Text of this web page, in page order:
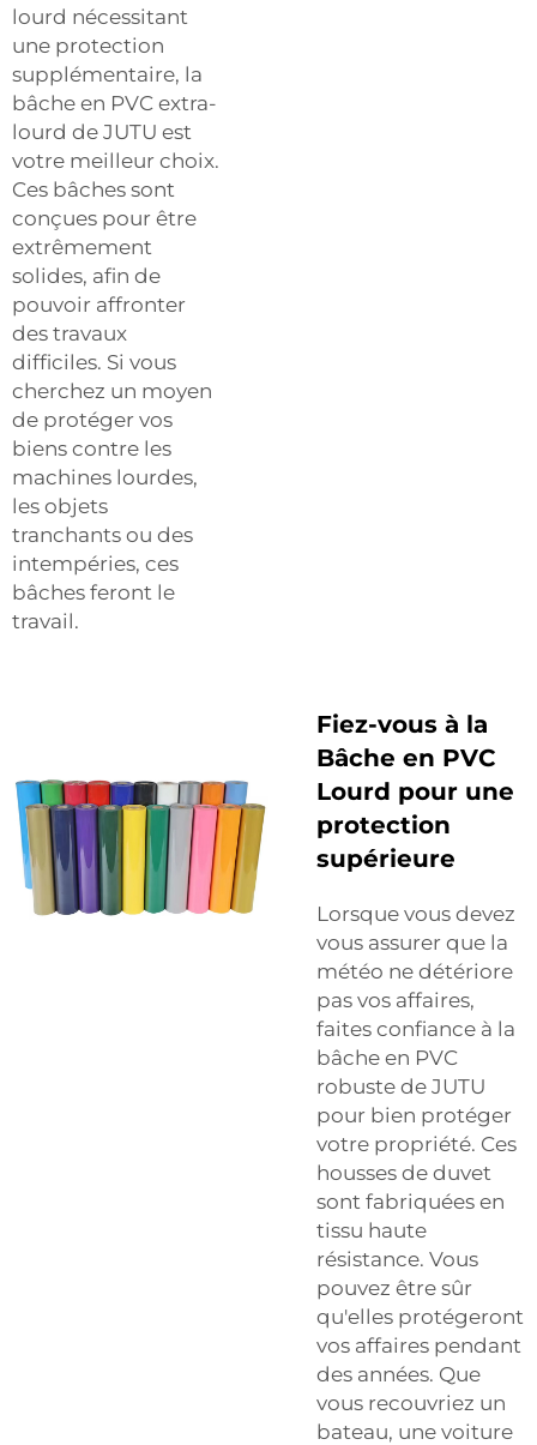
lourd nécessitant
une protection
supplémentaire, la
bâche en PVC extra-
lourd de JUTU est
votre meilleur choix.
Ces bâches sont
conçues pour être
extrêmement
solides, afin de
pouvoir affronter
des travaux
difficiles. Si vous
cherchez un moyen
de protéger vos
biens contre les
machines lourdes,
les objets
tranchants ou des
intempéries, ces
bâches feront le
travail.
Fiez-vous à la
Bâche en PVC
Lourd pour une
protection
supérieure
Lorsque vous devez
vous assurer que la
météo ne détériore
pas vos affaires,
faites confiance à la
bâche en PVC
robuste de JUTU
pour bien protéger
votre propriété. Ces
housses de duvet
sont fabriquées en
tissu haute
résistance. Vous
pouvez être sûr
qu'elles protégeront
vos affaires pendant
des années. Que
vous recouvriez un
bateau, une voiture